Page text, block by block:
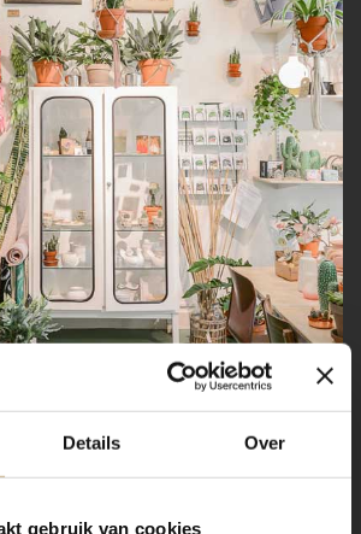
Details Over
gebruik van cookies